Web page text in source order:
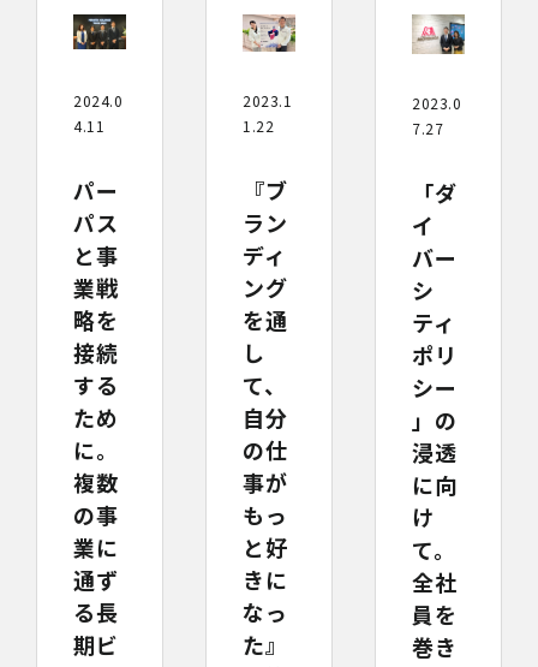
2024.0
4.11
パー
パス
と事
業戦
略を
接続
する
ため
に。
複数
の事
業に
通ず
る長
期ビ
2023.1
1.22
『ブ
ラン
ディ
ング
を通
し
て、
自分
の仕
事が
もっ
と好
きに
なっ
た』
2023.0
7.27
「ダ
イ
バー
シ
ティ
ポリ
シー
」の
浸透
に向
け
て。
全社
員を
巻き